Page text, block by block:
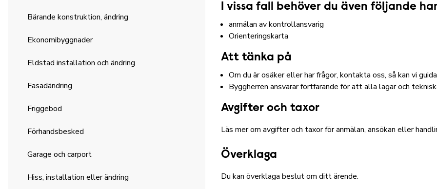
I vissa fall behöver du även följande
anmälan av kontrollansvarig
Orienteringskarta
Att tänka på
Om du är osäker eller har frågor, kontakta oss, så kan vi
Byggherren ansvarar fortfarande för att alla lagar och
Avgifter och taxor
Läs mer om avgifter och taxor för anmälan, ansökan eller
Överklaga
Du kan överklaga beslut om ditt ärende.
Bärande konstruktion, ändring
Ekonomibyggnader
Eldstad installation och ändring
Fasadändring
Friggebod
Förhandsbesked
Garage och carport
Hiss, installation eller ändring